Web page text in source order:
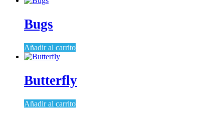
Bugs
Añadir al carrito
Butterfly
Añadir al carrito